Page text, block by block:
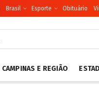
Brasil Esporte Obituário
CAMPINAS E REGIÃO